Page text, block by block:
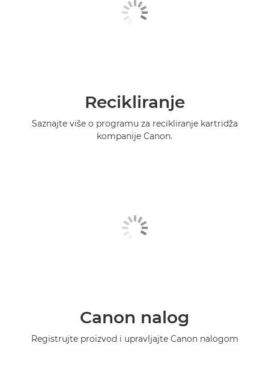
Recikliranje
Saznajte više o programu za recikliranje kartridža
kompanije Canon.
Canon nalog
Registrujte proizvod i upravljajte Canon nalogom